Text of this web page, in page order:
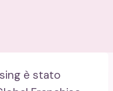
è stato